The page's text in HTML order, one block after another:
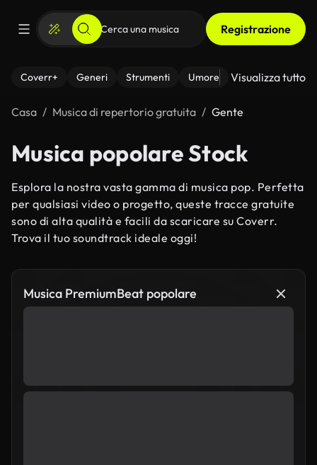
Registrazione
Coverr+ Generi Strumenti Umore Visualizza tutto
Casa Musica di repertorio gratuita Gente
Musica popolare Stock
Esplora la nostra vasta gamma di musica pop. Perfetta
per qualsiasi video o progetto, queste tracce gratuite
sono di alta qualità e facili da scaricare su Coverr.
Trova il tuo soundtrack ideale oggi!
Musica PremiumBeat popolare